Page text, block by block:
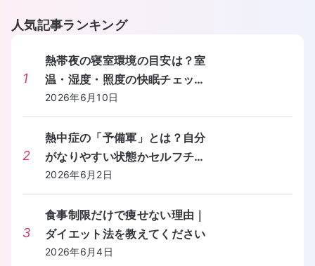
人気記事ランキング
1
熱帯夜の寝室環境の目安は？室
温・湿度・照度の快眠チェック
リストを教えてください。
2026年6月10日
2
熱中症の「予備軍」とは？自分
がなりやすい状態かセルフチェ
ックする方法を教えてくださ
い。
2026年6月2日
3
食事制限だけで痩せない理由｜
ダイエット法を教えてください
2026年6月4日